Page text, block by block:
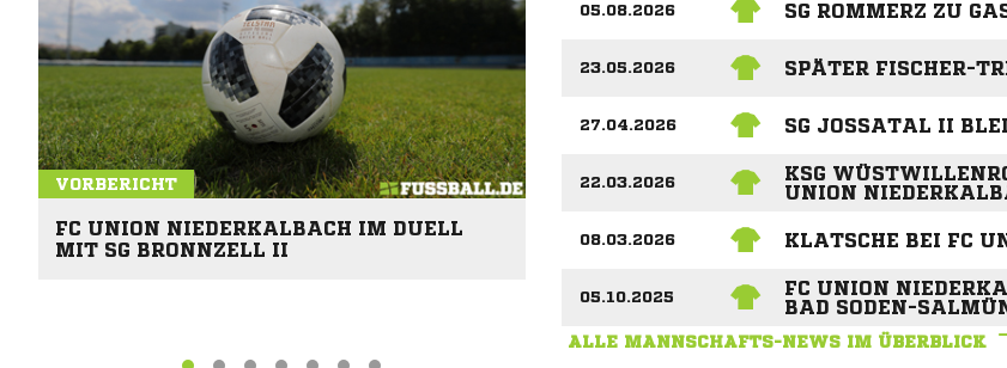
VORBERICHT
FC UNION NIEDERKALBACH IM DUELL
MIT SG BRONNZELL II
05.08.2026 SG ROMMERZ ZU
23.05.2026 SPÄTER FISCHER-
27.04.2026 SG JOSSATAL II
22.03.2026
KSG
UNION
08.03.2026 KLATSCHE BEI FC
05.10.2025
FC UNION
BAD SODEN-
ALLE MANNSCHAFTS-NEWS IM ÜBERBLICK